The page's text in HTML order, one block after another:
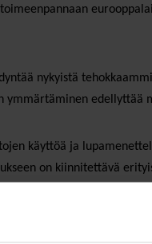
nykyistä
ymmärtäminen
käyttöä ja
on kiinnitettävä
riittäviä